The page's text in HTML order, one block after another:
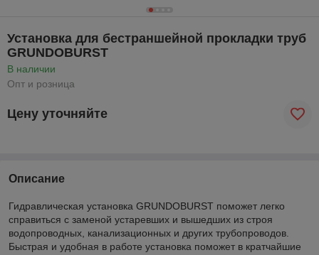
Установка для бестраншейной прокладки труб
GRUNDOBURST
В наличии
Опт и розница
Цену уточняйте
Описание
Гидравлическая установка GRUNDOBURST поможет легко
справиться с заменой устаревших и вышедших из строя
водопроводных, канализационных и других трубопроводов.
Быстрая и удобная в работе установка поможет в кратчайшие